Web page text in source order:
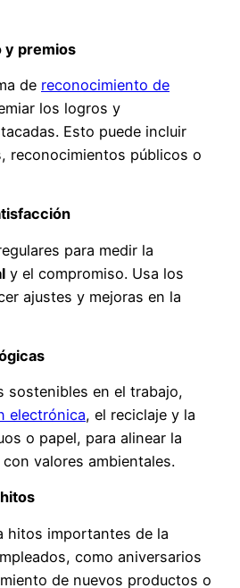
y premios
de reconocimiento de
los logros y
Esto puede incluir
reconocimientos públicos o
para medir la
y el compromiso. Usa los
ajustes y mejoras en la
sostenibles en el trabajo,
electrónica, el reciclaje y la
o papel, para alinear la
valores ambientales.
hitos importantes de la
como aniversarios
de nuevos productos o